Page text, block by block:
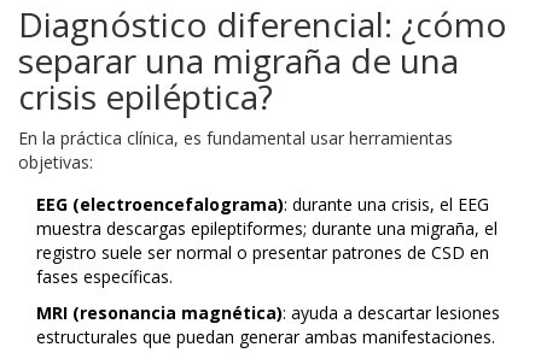
Diagnóstico diferencial: ¿cómo
separar una migraña de una
crisis epiléptica?
En la práctica clínica, es fundamental usar herramientas
objetivas:
EEG (electroencefalograma): durante una crisis, el EEG
muestra descargas epileptiformes; durante una migraña, el
registro suele ser normal o presentar patrones de CSD en
fases específicas.
MRI (resonancia magnética): ayuda a descartar lesiones
estructurales que puedan generar ambas manifestaciones.